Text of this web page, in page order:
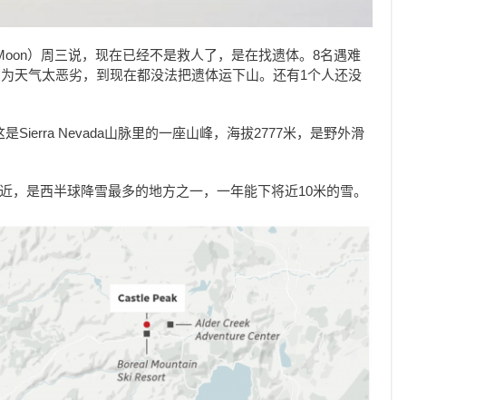
）周三说，现在已经不是救人了，是在找遗体。8名遇难
天气太恶劣，到现在都没法把遗体运下山。还有1个人还没
Sierra Nevada山脉里的一座山峰，海拔2777米，是野外滑
，是西半球降雪最多的地方之一，一年能下将近10米的雪。